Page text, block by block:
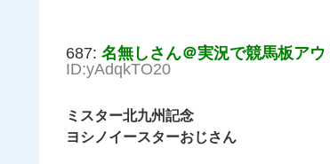
687: 名無しさん＠実況で競馬板アウ
ID:yAdqkTO20
ミスター北九州記念
ヨシノイースターおじさん